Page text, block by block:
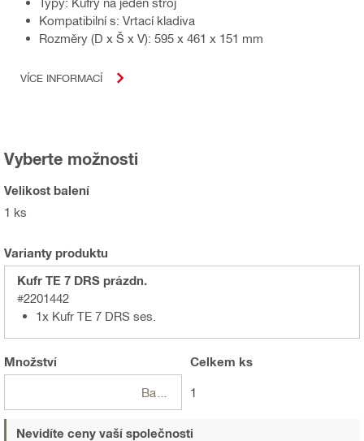
Kompatibilní s: Vrtací kladiva
Rozměry (D x Š x V): 595 x 461 x 151 mm
VÍCE INFORMACÍ
Vyberte možnosti
Velikost balení
1 ks
Varianty produktu
Kufr TE 7 DRS prázdn.
#2201442
1x Kufr TE 7 DRS ses.
Množství Celkem ks
1
Nevidíte ceny vaší společnosti